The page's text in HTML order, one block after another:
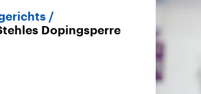
Dopingsperre